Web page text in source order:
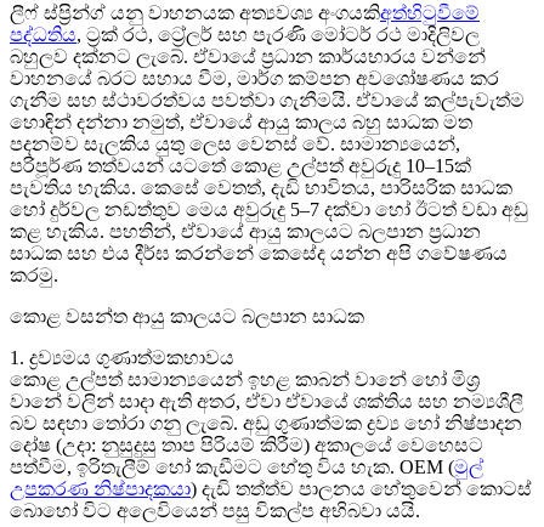
ලීෆ් ස්ප්‍රින්ග් යනු වාහනයක අත්‍යවශ්‍ය අංගයකිඅත්හිටුවීමේ
පද්ධතිය, ට්‍රක් රථ, ට්‍රේලර් සහ පැරණි මෝටර් රථ මාදිලිවල
බහුලව දක්නට ලැබේ. ඒවායේ ප්‍රධාන කාර්යභාරය වන්නේ
වාහනයේ බරට සහාය වීම, මාර්ග කම්පන අවශෝෂණය කර
ගැනීම සහ ස්ථාවරත්වය පවත්වා ගැනීමයි. ඒවායේ කල්පැවැත්ම
හොඳින් දන්නා නමුත්, ඒවායේ ආයු කාලය බහු සාධක මත
පදනම්ව සැලකිය යුතු ලෙස වෙනස් වේ. සාමාන්‍යයෙන්,
පරිපූර්ණ තත්වයන් යටතේ කොළ උල්පත් අවුරුදු 10–15ක්
පැවතිය හැකිය. කෙසේ වෙතත්, දැඩි භාවිතය, පාරිසරික සාධක
හෝ දුර්වල නඩත්තුව මෙය අවුරුදු 5–7 දක්වා හෝ ඊටත් වඩා අඩු
කළ හැකිය. පහතින්, ඒවායේ ආයු කාලයට බලපාන ප්‍රධාන
සාධක සහ එය දීර්ඝ කරන්නේ කෙසේද යන්න අපි ගවේෂණය
කරමු.
කොළ වසන්ත ආයු කාලයට බලපාන සාධක
1. ද්‍රව්‍යමය ගුණාත්මකභාවය
කොළ උල්පත් සාමාන්‍යයෙන් ඉහළ කාබන් වානේ හෝ මිශ්‍ර
වානේ වලින් සාදා ඇති අතර, ඒවා ඒවායේ ශක්තිය සහ නම්‍යශීලී
බව සඳහා තෝරා ගනු ලැබේ. අඩු ගුණාත්මක ද්‍රව්‍ය හෝ නිෂ්පාදන
දෝෂ (උදා: නුසුදුසු තාප පිරියම් කිරීම) අකාලයේ වෙහෙසට
පත්වීම, ඉරිතැලීම් හෝ කැඩීමට හේතු විය හැක. OEM (මුල්
උපකරණ නිෂ්පාදකයා) දැඩි තත්ත්ව පාලනය හේතුවෙන් කොටස්
බොහෝ විට අලෙවියෙන් පසු විකල්ප අභිබවා යයි.